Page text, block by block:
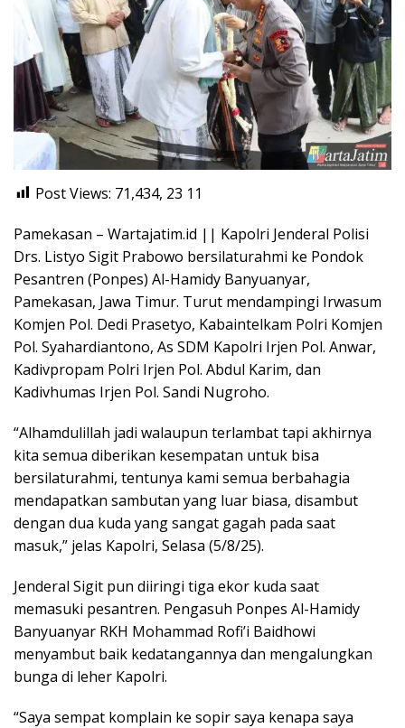
Post Views: 71,434, 23 11
Pamekasan – Wartajatim.id || Kapolri Jenderal Polisi
Drs. Listyo Sigit Prabowo bersilaturahmi ke Pondok
Pesantren (Ponpes) Al-Hamidy Banyuanyar,
Pamekasan, Jawa Timur. Turut mendampingi Irwasum
Komjen Pol. Dedi Prasetyo, Kabaintelkam Polri Komjen
Pol. Syahardiantono, As SDM Kapolri Irjen Pol. Anwar,
Kadivpropam Polri Irjen Pol. Abdul Karim, dan
Kadivhumas Irjen Pol. Sandi Nugroho.
“Alhamdulillah jadi walaupun terlambat tapi akhirnya
kita semua diberikan kesempatan untuk bisa
bersilaturahmi, tentunya kami semua berbahagia
mendapatkan sambutan yang luar biasa, disambut
dengan dua kuda yang sangat gagah pada saat
masuk,” jelas Kapolri, Selasa (5/8/25).
Jenderal Sigit pun diiringi tiga ekor kuda saat
memasuki pesantren. Pengasuh Ponpes Al-Hamidy
Banyuanyar RKH Mohammad Rofi’i Baidhowi
menyambut baik kedatangannya dan mengalungkan
bunga di leher Kapolri.
“Saya sempat komplain ke sopir saya kenapa saya